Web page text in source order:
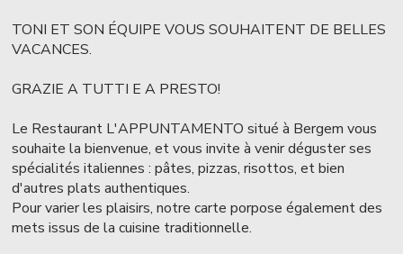
TONI ET SON ÉQUIPE VOUS SOUHAITENT DE BELLES
VACANCES.
GRAZIE A TUTTI E A PRESTO!
Le Restaurant L'APPUNTAMENTO situé à Bergem vous
souhaite la bienvenue, et vous invite à venir déguster ses
spécialités italiennes : pâtes, pizzas, risottos, et bien
d'autres plats authentiques.
Pour varier les plaisirs, notre carte porpose également des
mets issus de la cuisine traditionnelle.